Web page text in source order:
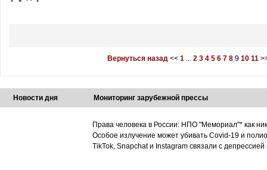
Вернуться назад<< 1 ... 2 3 4 5 6 7 8 9 10 11
Новости дня Мониторинг зарубежной прессы
Права человека в России: НПО "Мемориал"* как
Особое излучение может убивать Covid-19 и
TikTok, Snapchat и Instagram связали с